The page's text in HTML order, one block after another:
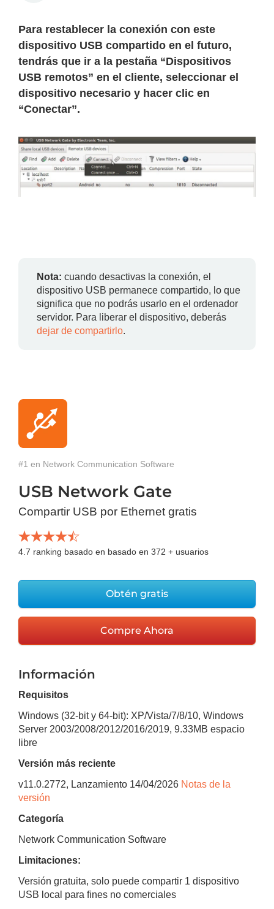
Para restablecer la conexión con este
dispositivo USB compartido en el futuro,
tendrás que ir a la pestaña “Dispositivos
USB remotos” en el cliente, seleccionar el
dispositivo necesario y hacer clic en
“Conectar”.
Nota: cuando desactivas la conexión, el
dispositivo USB permanece compartido, lo que
significa que no podrás usarlo en el ordenador
servidor. Para liberar el dispositivo, deberás
dejar de compartirlo.
#1 en Network Communication Software
USB Network Gate
Compartir USB por Ethernet gratis
4.7 ranking basado en basado en 372 + usuarios
Obtén gratis
Compre Ahora
Información
Requisitos
Windows (32-bit y 64-bit): XP/Vista/7/8/10, Windows
Server 2003/2008/2012/2016/2019, 9.33MB espacio
libre
Versión más reciente
v11.0.2772, Lanzamiento 14/04/2026 Notas de la
versión
Categoría
Network Communication Software
Limitaciones:
Versión gratuita, solo puede compartir 1 dispositivo
USB local para fines no comerciales